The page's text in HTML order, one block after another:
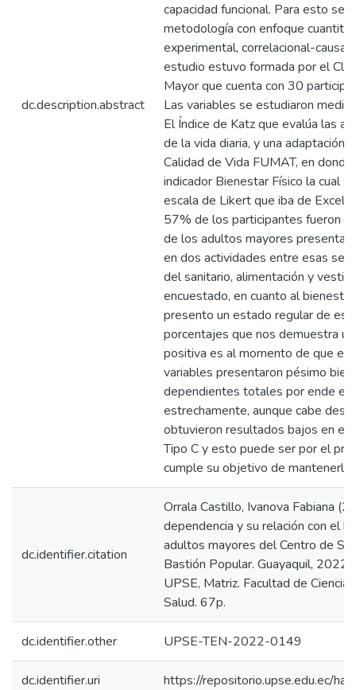
dc.description.abstract
capacidad funcional. Para esto se
metodología con enfoque
experimental, correlacional-causa.
estudio estuvo formada por el
Mayor que cuenta con 30
Las variables se estudiaron
El Índice de Katz que evalúa las
de la vida diaria, y una adaptación
Calidad de Vida FUMAT, en
indicador Bienestar Físico la cual
escala de Likert que iba de
57% de los participantes fueron
de los adultos mayores
en dos actividades entre esas se
del sanitario, alimentación y
encuestado, en cuanto al
presento un estado regular de
porcentajes que nos demuestra
positiva es al momento de que el
variables presentaron pésimo
dependientes totales por ende
estrechamente, aunque cabe
obtuvieron resultados bajos en el
Tipo C y esto puede ser por el
cumple su objetivo de
dc.identifier.citation
Orrala Castillo, Ivanova Fabiana
dependencia y su relación con el
adultos mayores del Centro de
Bastión Popular. Guayaquil, 2022.
UPSE, Matriz. Facultad de
Salud. 67p.
dc.identifier.other UPSE-TEN-2022-0149
dc.identifier.uri https://repositorio.upse.edu.ec/